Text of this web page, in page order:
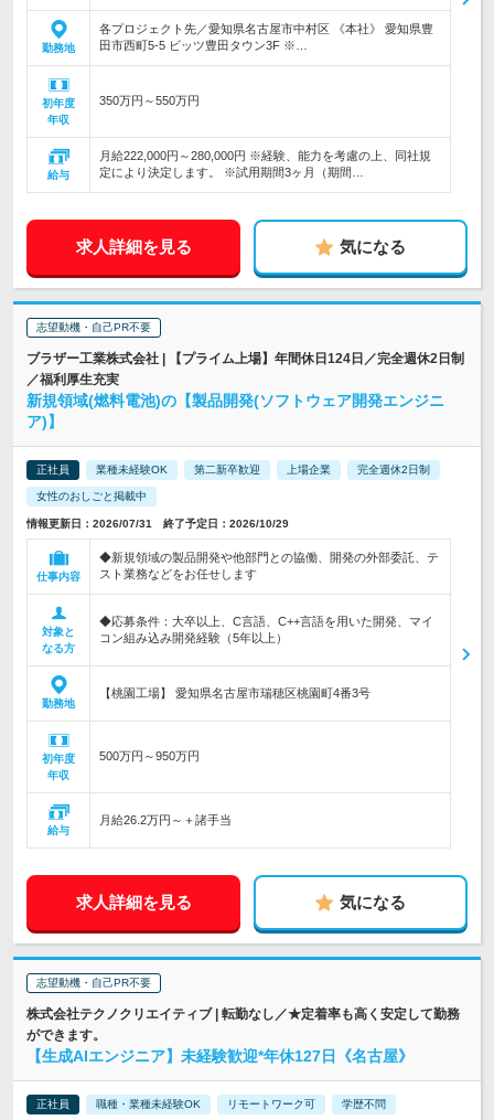
勤務地
各プロジェクト先／愛知県名古屋市中村区 《本社》 愛知県豊
田市西町5-5 ビッツ豊田タウン3F ※…
初年度
年収
350万円～550万円
給与
月給222,000円～280,000円 ※経験、能力を考慮の上、同社規
定により決定します。 ※試用期間3ヶ月（期間…
求人詳細を見る 気になる
志望動機・自己PR不要
ブラザー工業株式会社 | 【プライム上場】年間休日124日／完全週休2日制
／福利厚生充実
新規領域(燃料電池)の【製品開発(ソフトウェア開発エンジニ
ア)】
正社員 業種未経験OK 第二新卒歓迎 上場企業 完全週休2日制
女性のおしごと掲載中
情報更新日：2026/07/31 終了予定日：2026/10/29
仕事内容
◆新規領域の製品開発や他部門との協働、開発の外部委託、テ
スト業務などをお任せします
対象と
なる方
◆応募条件：大卒以上、C言語、C++言語を用いた開発、マイ
コン組み込み開発経験（5年以上）
勤務地
【桃園工場】 愛知県名古屋市瑞穂区桃園町4番3号
初年度
年収
500万円～950万円
給与
月給26.2万円～＋諸手当
求人詳細を見る 気になる
志望動機・自己PR不要
株式会社テクノクリエイティブ | 転勤なし／★定着率も高く安定して勤務
ができます。
【生成AIエンジニア】未経験歓迎*年休127日《名古屋》
正社員 職種・業種未経験OK リモートワーク可 学歴不問